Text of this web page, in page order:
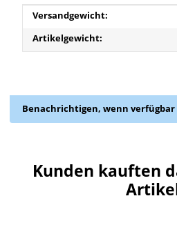
Produkteigenschaft
Wert
Versandgewicht:
Artikelgewicht:
Benachrichtigen, wenn verfügbar
Kunden kauften